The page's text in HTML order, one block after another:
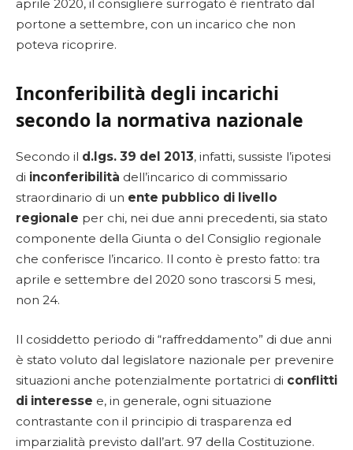
aprile 2020, il consigliere surrogato è rientrato dal
portone a settembre, con un incarico che non
poteva ricoprire.
Inconferibilità degli incarichi
secondo la normativa nazionale
Secondo il d.lgs. 39 del 2013, infatti, sussiste l’ipotesi
di inconferibilità dell’incarico di commissario
straordinario di un ente pubblico di livello
regionale per chi, nei due anni precedenti, sia stato
componente della Giunta o del Consiglio regionale
che conferisce l’incarico. Il conto è presto fatto: tra
aprile e settembre del 2020 sono trascorsi 5 mesi,
non 24.
Il cosiddetto periodo di “raffreddamento” di due anni
è stato voluto dal legislatore nazionale per prevenire
situazioni anche potenzialmente portatrici di conflitti
di interesse e, in generale, ogni situazione
contrastante con il principio di trasparenza ed
imparzialità previsto dall’art. 97 della Costituzione.